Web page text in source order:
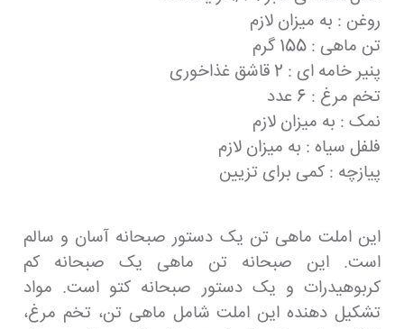
روغن : به میزان لازم
تن ماهی : 155 گرم
پنیر خامه ای : 2 قاشق غذاخوری
تخم مرغ : 6 عدد
نمک : به میزان لازم
فلفل سیاه : به میزان لازم
پیازچه : کمی برای تزیین
این املت ماهی تن یک دستور صبحانه آسان و سالم
است. این صبحانه تن ماهی یک صبحانه کم
کربوهیدرات و یک دستور صبحانه کتو است. مواد
تشکیل دهنده این املت شامل ماهی تن، تخم مرغ،